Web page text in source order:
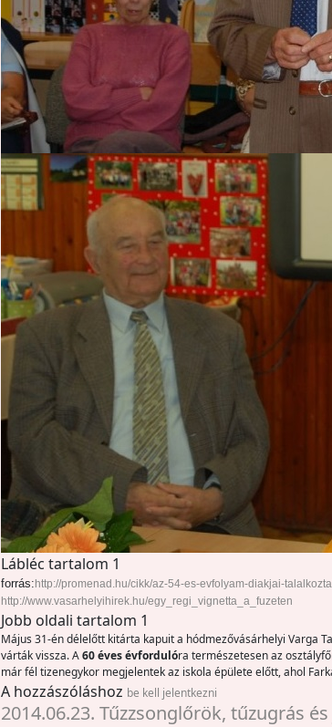
Lábléc tartalom 1
forrás: http://promenad.hu/cikk/az-54-es-evfolyam-diakjai-
http://www.vasarhelyihirek.hu/egy_regi_vignetta_a_fuzeten
Jobb oldali tartalom 1
Május 31-én délelőtt kitárta kapuit a hódmezővásárhelyi Varga
várták vissza. A60 éves évfordulóra természetesen az
már fél tizenegykor megjelentek az iskola épülete előtt, ahol
A hozzászóláshoz be kell jelentkezni
2014.06.23. Tűzzsonglőrök, tűzugrás